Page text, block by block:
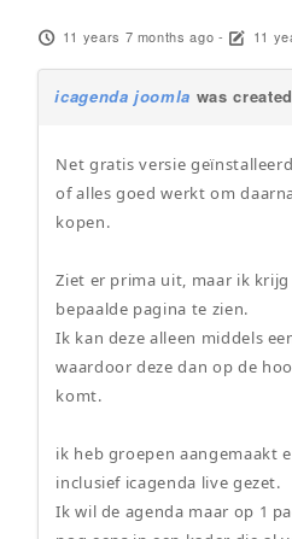
11 years 7 months ago - 11
icagenda joomla was
Net gratis versie
of alles goed werkt om
kopen.
Ziet er prima uit, maar ik
bepaalde pagina te zien.
Ik kan deze alleen middels
waardoor deze dan op de
komt.
ik heb groepen aangemaakt
inclusief icagenda live gezet.
Ik wil de agenda maar op 1